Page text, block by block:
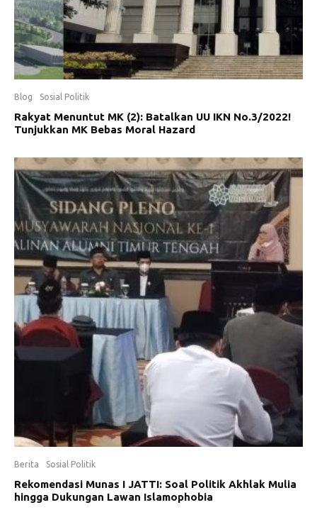
Blog Sosial Politik
Rakyat Menuntut MK (2): Batalkan UU IKN No.3/2022!
Tunjukkan MK Bebas Moral Hazard
Berita Sosial Politik
Rekomendasi Munas I JATTI: Soal Politik Akhlak Mulia
hingga Dukungan Lawan Islamophobia